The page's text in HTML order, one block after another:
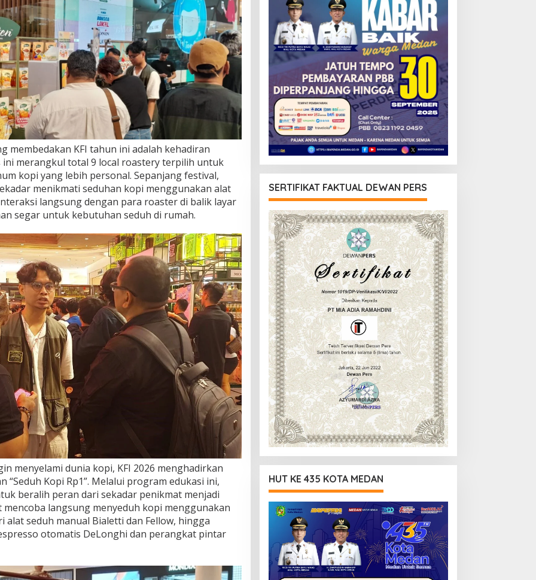
membedakan KFI tahun ini adalah kehadiran
ini merangkul total 9 local roastery terpilih untuk
kopi yang lebih personal. Sepanjang festival,
menikmati seduhan kopi menggunakan alat
langsung dengan para roaster di balik layar
segar untuk kebutuhan seduh di rumah.
menyelami dunia kopi, KFI 2026 menghadirkan
Kopi Rp1”. Melalui program edukasi ini,
beralih peran dari sekadar penikmat menjadi
langsung menyeduh kopi menggunakan
alat seduh manual Bialetti dan Fellow, hingga
otomatis DeLonghi dan perangkat pintar
SERTIFIKAT FAKTUAL DEWAN PERS
HUT KE 435 KOTA MEDAN